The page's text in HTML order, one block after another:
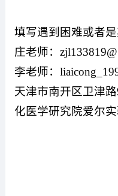
填写遇到困难或者
庄老师：
李老师：
天津市南开区卫津路
化医学研究院爱尔